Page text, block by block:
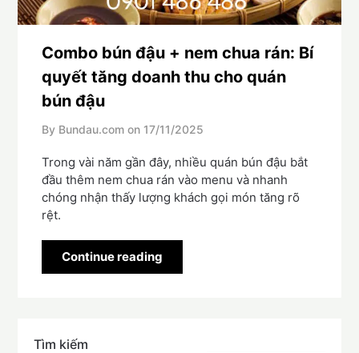
Combo bún đậu + nem chua rán: Bí
quyết tăng doanh thu cho quán
bún đậu
By Bundau.com on 17/11/2025
Trong vài năm gần đây, nhiều quán bún đậu bắt
đầu thêm nem chua rán vào menu và nhanh
chóng nhận thấy lượng khách gọi món tăng rõ
rệt.
Continue reading
Tìm kiếm